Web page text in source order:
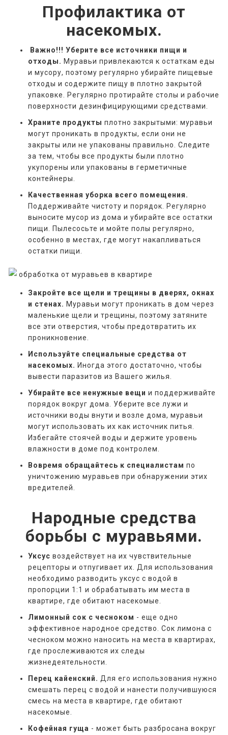
Профилактика от
насекомых.
Важно!!! Уберите все источники пищи и
отходы. Муравьи привлекаются к остаткам еды
и мусору, поэтому регулярно убирайте пищевые
отходы и содержите пищу в плотно закрытой
упаковке. Регулярно протирайте столы и рабочие
поверхности дезинфицирующими средствами.
Храните продукты плотно закрытыми: муравьи
могут проникать в продукты, если они не
закрыты или не упакованы правильно. Следите
за тем, чтобы все продукты были плотно
укупорены или упакованы в герметичные
контейнеры.
Качественная уборка всего помещения.
Поддерживайте чистоту и порядок. Регулярно
выносите мусор из дома и убирайте все остатки
пищи. Пылесосьте и мойте полы регулярно,
особенно в местах, где могут накапливаться
остатки пищи.
Закройте все щели и трещины в дверях, окнах
и стенах. Муравьи могут проникать в дом через
маленькие щели и трещины, поэтому затяните
все эти отверстия, чтобы предотвратить их
проникновение.
Используйте специальные средства от
насекомых. Иногда этого достаточно, чтобы
вывести паразитов из Вашего жилья.
Убирайте все ненужные вещи и поддерживайте
порядок вокруг дома. Уберите все лужи и
источники воды внути и возле дома, муравьи
могут использовать их как источник питья.
Избегайте стоячей воды и держите уровень
влажности в доме под контролем.
Вовремя обращайтесь к специалистам по
уничтожению муравьев при обнаружении этих
вредителей.
Народные средства
борьбы с муравьями.
Уксус воздействует на их чувствительные
рецепторы и отпугивает их. Для использования
необходимо разводить уксус с водой в
пропорции 1:1 и обрабатывать им места в
квартире, где обитают насекомые.
Лимонный сок с чесноком - еще одно
эффективное народное средство. Сок лимона с
чесноком можно наносить на места в квартирах,
где прослеживаются их следы
жизнедеятельности.
Перец кайенский. Для его использования нужно
смешать перец с водой и нанести получившуюся
смесь на места в квартире, где обитают
насекомые.
Кофейная гуща - может быть разбросана вокруг